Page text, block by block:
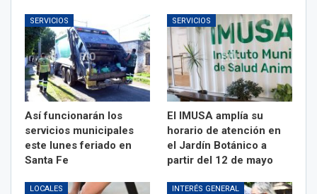
SERVICIOS
Así funcionarán los
servicios municipales
este lunes feriado en
Santa Fe
SERVICIOS
El IMUSA amplía su
horario de atención en
el Jardín Botánico a
partir del 12 de mayo
LOCALES INTERÉS GENERAL